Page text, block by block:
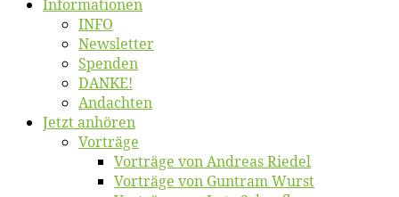
Informatio­nen
INFO
News­let­ter
Spen­den
DANKE!
An­dach­ten
Jetzt an­hö­ren
Vor­trä­ge
Vor­trä­ge von An­dre­as Riedel
Vor­trä­ge von Gun­tram Wurst